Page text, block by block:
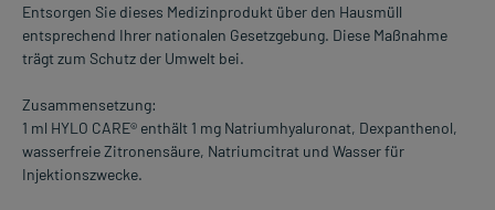
Entsorgen Sie dieses Medizinprodukt über den Hausmüll
entsprechend Ihrer nationalen Gesetzgebung. Diese Maßnahme
trägt zum Schutz der Umwelt bei.
Zusammensetzung:
1 ml HYLO CARE® enthält 1 mg Natriumhyaluronat, Dexpanthenol,
wasserfreie Zitronensäure, Natriumcitrat und Wasser für
Injektionszwecke.